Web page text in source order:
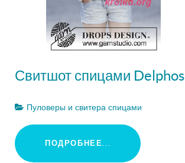
Свитшот спицами Delphos
Пуловеры и свитера спицами
ПОДРОБНЕЕ...